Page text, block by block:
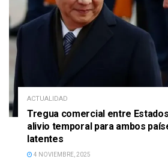
ACTUALIDAD
Tregua comercial entre
alivio temporal para ambos
latentes
4 NOVIEMBRE, 2025